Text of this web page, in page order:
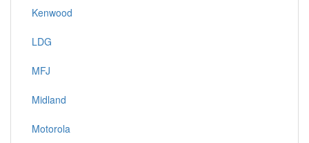
Kenwood
LDG
MFJ
Midland
Motorola